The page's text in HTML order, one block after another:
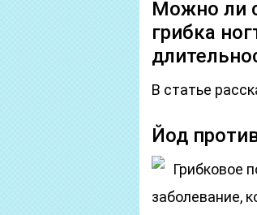
Можно ли
грибка
В статье
Йод
Грибковое
заболевание,